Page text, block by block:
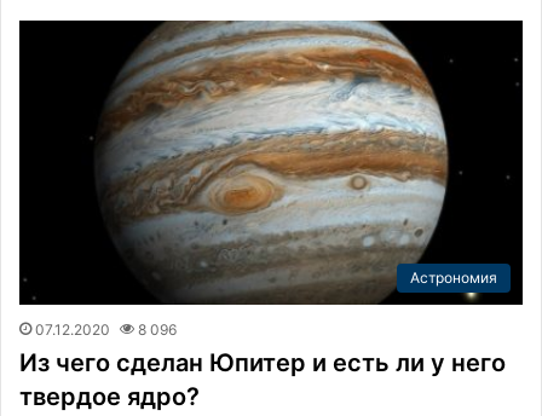
Астрономия
07.12.2020 8 096
Из чего сделан Юпитер и есть ли у него
твердое ядро?